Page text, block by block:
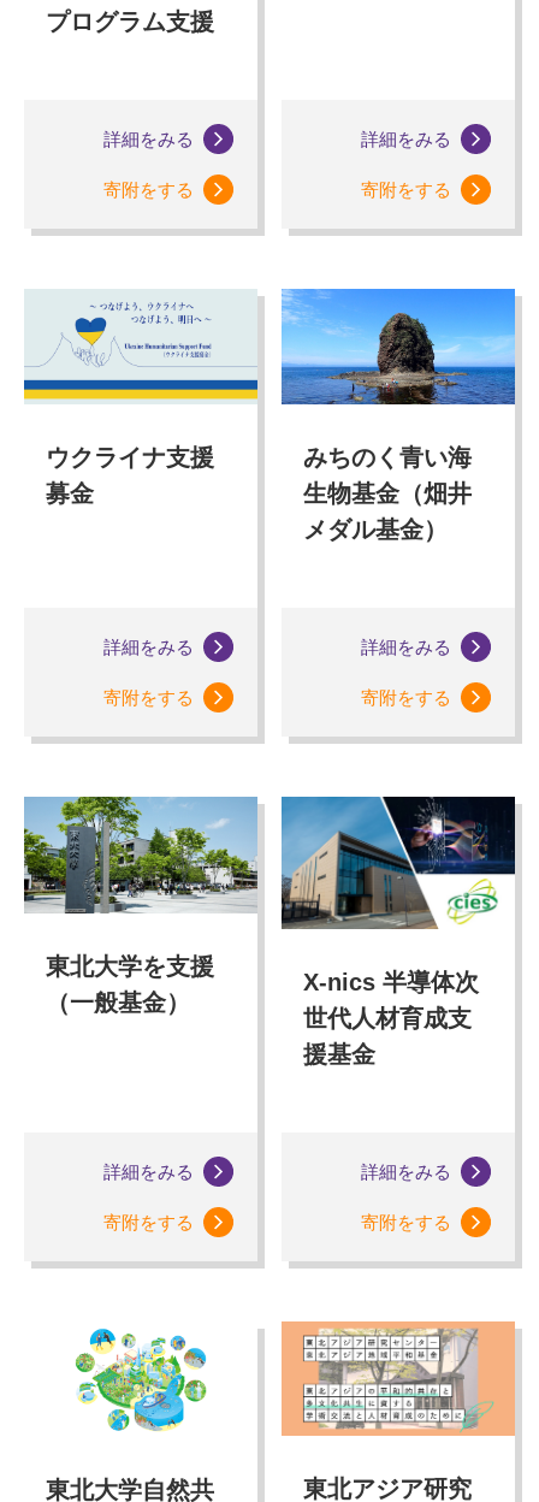
プログラム支援
詳細をみる
寄附をする
詳細をみる
寄附をする
ウクライナ支援
募金
詳細をみる
寄附をする
みちのく青い海
生物基金（畑井
メダル基金）
詳細をみる
寄附をする
東北大学を支援
（一般基金）
詳細をみる
寄附をする
X-nics 半導体次
世代人材育成支
援基金
詳細をみる
寄附をする
東北大学自然共 東北アジア研究